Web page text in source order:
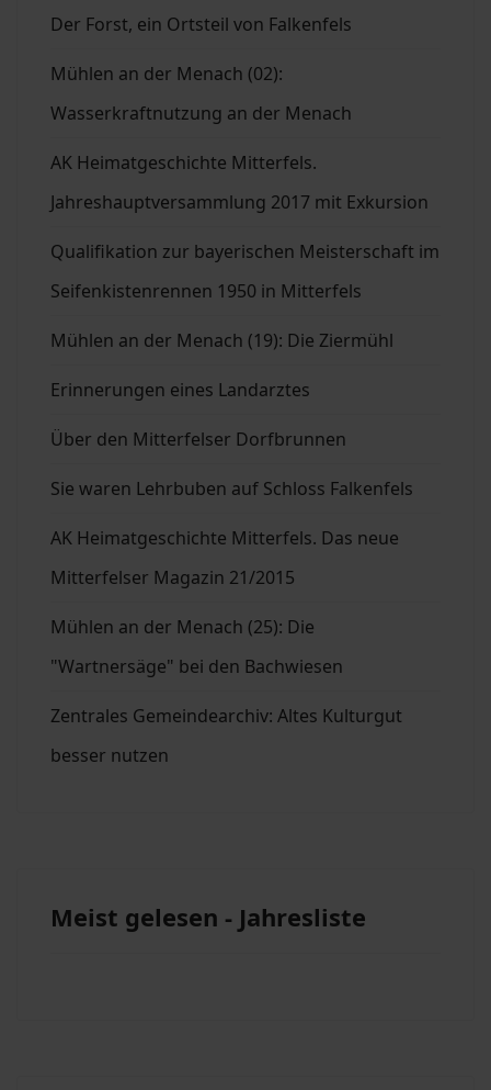
Der Forst, ein Ortsteil von Falkenfels
Mühlen an der Menach (02):
Wasserkraftnutzung an der Menach
AK Heimatgeschichte Mitterfels.
Jahreshauptversammlung 2017 mit Exkursion
Qualifikation zur bayerischen Meisterschaft im
Seifenkistenrennen 1950 in Mitterfels
Mühlen an der Menach (19): Die Ziermühl
Erinnerungen eines Landarztes
Über den Mitterfelser Dorfbrunnen
Sie waren Lehrbuben auf Schloss Falkenfels
AK Heimatgeschichte Mitterfels. Das neue
Mitterfelser Magazin 21/2015
Mühlen an der Menach (25): Die
"Wartnersäge" bei den Bachwiesen
Zentrales Gemeindearchiv: Altes Kulturgut
besser nutzen
Meist gelesen - Jahresliste